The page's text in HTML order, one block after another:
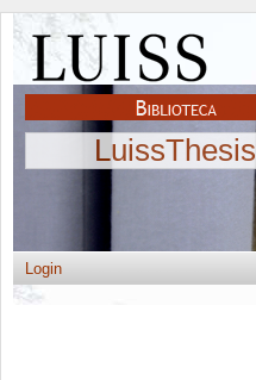
LuissThesis
Login